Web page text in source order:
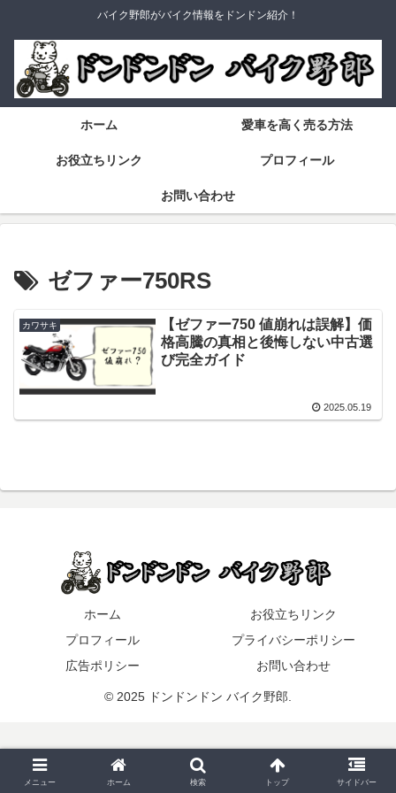
バイク野郎がバイク情報をドンドン紹介！
ホーム 愛車を高く売る方法
お役立ちリンク プロフィール
お問い合わせ
ゼファー750RS
カワサキ
【ゼファー750 値崩れは誤解】価
格高騰の真相と後悔しない中古選
び完全ガイド
2025.05.19
ホーム
お役立ちリンク
プロフィール
プライバシーポリシー
広告ポリシー
お問い合わせ
© 2025 ドンドンドン バイク野郎.
メニュー ホーム 検索 トップ サイドバー